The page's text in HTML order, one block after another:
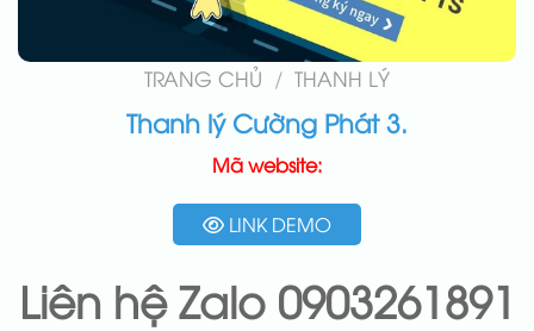
TRANG CHỦ / THANH LÝ
Thanh lý Cường Phát 3.
Mã website:
LINK DEMO
Liên hệ Zalo 0903261891